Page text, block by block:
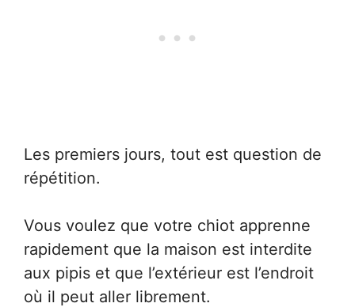
Les premiers jours, tout est question de
répétition.
Vous voulez que votre chiot apprenne
rapidement que la maison est interdite
aux pipis et que l’extérieur est l’endroit
où il peut aller librement.